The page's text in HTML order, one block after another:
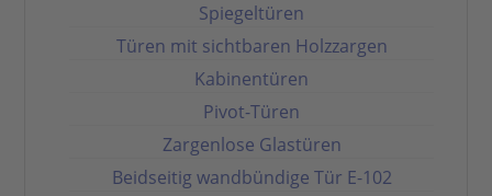
Spiegeltüren
Türen mit sichtbaren Holzzargen
Kabinentüren
Pivot-Türen
Zargenlose Glastüren
Beidseitig wandbündige Tür E-102